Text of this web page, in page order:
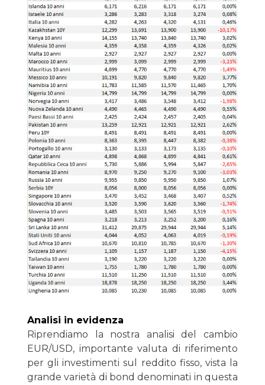
Analisi in evidenza
Riprendiamo la nostra analisi del cambio
EUR/USD, importante valuta di riferimento
per gli investimenti sul reddito fisso, vista la
grande varietà di bond denominati in questa